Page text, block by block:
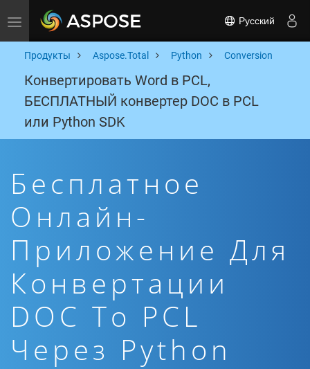
Toggle navigation Русский
Продукты Aspose.Total Python Conversion
Конвертировать Word в PCL,
БЕСПЛАТНЫЙ конвертер DOC в PCL
или Python SDK
Бесплатное
Онлайн-
Приложение Для
Конвертации
DOC To PCL
Через Python